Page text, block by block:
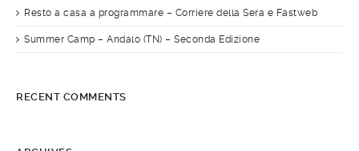
Resto a casa a programmare – Corriere della Sera e Fastweb
Summer Camp – Andalo (TN) – Seconda Edizione
RECENT COMMENTS